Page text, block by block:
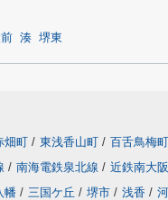
湊 堺東
畑町 / 東浅香山町 / 百舌鳥梅町
/ 南海電鉄泉北線 / 近鉄南大
幡 / 三国ケ丘 / 堺市 / 浅香 /